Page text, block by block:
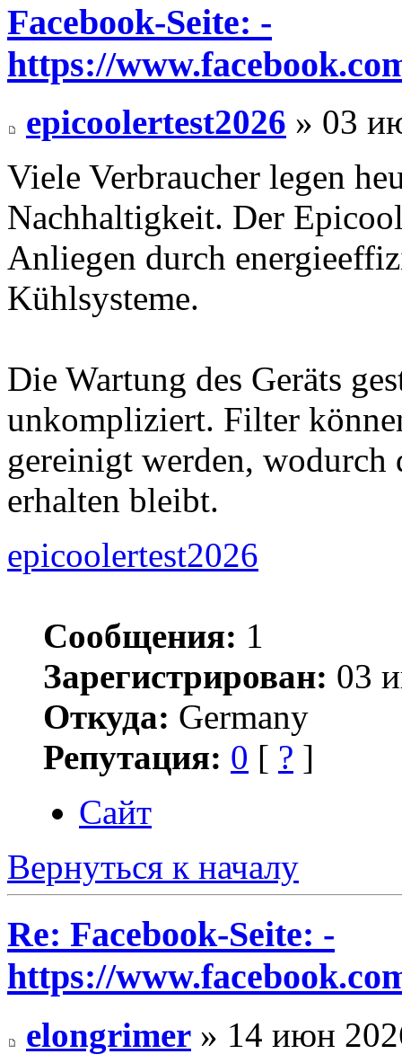
Facebook-Seite: -
https://
epicoolertest2026 » 03
Viele Verbraucher legen
Nachhaltigkeit. Der
Anliegen durch
Kühlsysteme.
Die Wartung des Geräts
unkompliziert. Filter
gereinigt werden,
erhalten bleibt.
epicoolertest2026
Сообщения: 1
Зарегистрирован: 03
Откуда: Germany
Репутация: 0 [ ? ]
Сайт
Вернуться к началу
Re: Facebook-Seite: -
https://
elongrimer » 14 июн